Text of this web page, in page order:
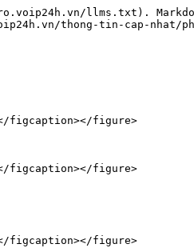
llms.txt).
thong-tin-cap-nhat/
figcaption></figure>
figcaption></figure>
figcaption></figure>